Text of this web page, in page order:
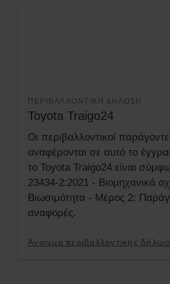
ΠΕΡΙΒΑΛΛΟΝΤΙΚΉ ΔΉΛΩΣΗ
Toyota Traigo24
Οι περιβαλλοντικοί
αναφέρονται σε αυτό το
το Toyota Traigo24 είναι
23434-2:2021 - Βιομηχανικά
Βιωσιμότητα - Μέρος 2:
αναφορές.
Άνοιγμα περιβαλλοντικής